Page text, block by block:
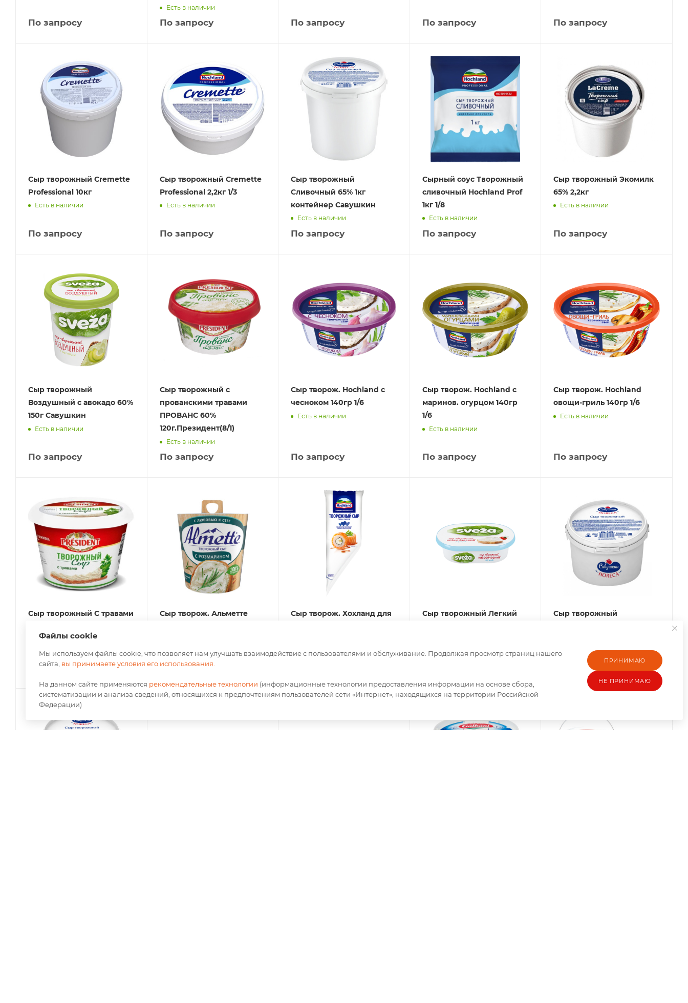
По запросу
Есть в наличии
По запросу По запросу По запросу По запросу
Сыр творожный Cremette
Professional 10кг
Есть в наличии
По запросу
Сыр творожный Cremette
Professional 2,2кг 1/3
Есть в наличии
По запросу
Сыр творожный
Сливочный 65% 1кг
контейнер Савушкин
Есть в наличии
По запросу
Сырный соус Творожный
сливочный Hochland Prof
1кг 1/8
Есть в наличии
По запросу
Сыр творожный Экомилк
65% 2,2кг
Есть в наличии
По запросу
Сыр творожный
Воздушный с авокадо 60%
150г Савушкин
Есть в наличии
По запросу
Сыр творожный с
прованскими травами
ПРОВАНС 60%
120г.Президент(8/1)
Есть в наличии
По запросу
Сыр творож. Hochland с
чесноком 140гр 1/6
Есть в наличии
По запросу
Сыр творож. Hochland с
маринов. огурцом 140гр
1/6
Есть в наличии
По запросу
Сыр творож. Hochland
овощи-гриль 140гр 1/6
Есть в наличии
По запросу
Сыр творожный С травами
Есть в наличии
По запросу
Сыр творож. Альметте
По запросу
Сыр творож. Хохланд для
Есть в наличии
Сыр творожный Легкий
Есть в наличии
Сыр творожный
Есть в наличии
По запросу
Файлы cookie
Мы используем файлы cookie, что позволяет нам улучшать взаимодействие с пользователями и обслуживание. Продолжая просмотр страниц нашего
сайта, вы принимаете условия его использования.
На данном сайте применяются рекомендательные технологии (информационные технологии предоставления информации на основе сбора,
систематизации и анализа сведений, относящихся к предпочтениям пользователей сети «Интернет», находящихся на территории Российской
Федерации)
ПРИНИМАЮ
НЕ ПРИНИМАЮ